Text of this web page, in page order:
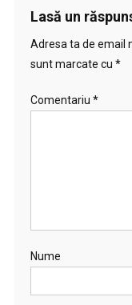
Lasă un
Adresa ta de email
sunt marcate cu *
Comentariu *
Nume